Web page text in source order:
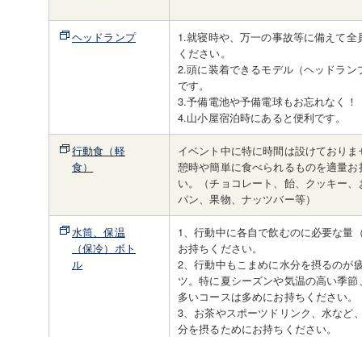
ヘッドランプ
1.就寝時や、万一の事故等に備えて全
ください。
2.頭に装着できるモデル（ヘッドラン
です。
3.予備電池や予備電球もお忘れなく！
4.山小屋宿泊時にあると便利です。
行動食（軽
食）
イベント中に特に時間は設けており
憩時や簡単に食べられるものを適量
い。（チョコレート、飴、クッキー
パン、果物、ナッツバー等）
水筒、保温
（保冷）ボト
ル
1、行動中に各自で飲むのに必要な量
お持ちください。
2、行動中もこまめに水分を摂るのが
ツ。特に夏シーズンや気温の高い季
多いコースは多めにお持ちください。
3、お茶やスポーツドリンク、水など
分を摂るためにお持ちください。